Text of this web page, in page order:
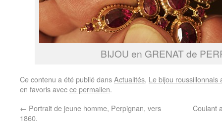
BIJOU en GRENAT de
Ce contenu a été publié dansActualités, Le bijou roussillonnais
en favoris avecce permalien.
← Portrait de jeune homme, Perpignan, vers
1860.
Coulant